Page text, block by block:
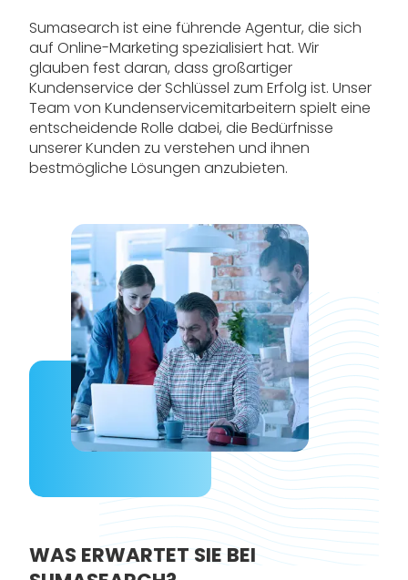
Sumasearch ist eine führende Agentur, die sich
auf Online-Marketing spezialisiert hat. Wir
glauben fest daran, dass großartiger
Kundenservice der Schlüssel zum Erfolg ist. Unser
Team von Kundenservicemitarbeitern spielt eine
entscheidende Rolle dabei, die Bedürfnisse
unserer Kunden zu verstehen und ihnen
bestmögliche Lösungen anzubieten.
WAS ERWARTET SIE BEI